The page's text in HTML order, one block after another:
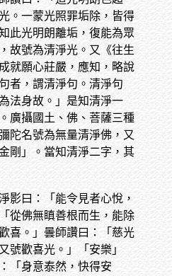
。一蒙光照罪垢除，皆得
此光明朗離垢，復能為眾
故號為清淨光。又《往生
就願心莊嚴，應知，略說
者，謂清淨句。清淨句
法身故。」是知清淨一
廣攝國土、佛、菩薩三種
陀名號為無量清淨佛，又
剛」。當知清淨二字，其
影曰：「能令見者心悅，
從佛無瞋善根而生，能除
喜。」曇師讚曰：「慈光
號歡喜光。」「安樂」
「身意泰然，快得安